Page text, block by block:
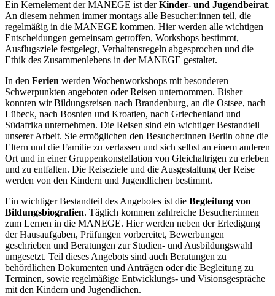
Ein Kernelement der MANEGE ist derKinder- und Jugendbeirat.
An diesem nehmen immer montags alle Besucher:innen teil, die
regelmäßig in die MANEGE kommen. Hier werden alle wichtigen
Entscheidungen gemeinsam getroffen, Workshops bestimmt,
Ausflugsziele festgelegt, Verhaltensregeln abgesprochen und die
Ethik des Zusammenlebens in der MANEGE gestaltet.
In den Ferien werden Wochenworkshops mit besonderen
Schwerpunkten angeboten oder Reisen unternommen. Bisher
konnten wir Bildungsreisen nach Brandenburg, an die Ostsee, nach
Lübeck, nach Bosnien und Kroatien, nach Griechenland und
Südafrika unternehmen. Die Reisen sind ein wichtiger Bestandteil
unserer Arbeit. Sie ermöglichen den Besucher:innen Berlin ohne die
Eltern und die Familie zu verlassen und sich selbst an einem anderen
Ort und in einer Gruppenkonstellation von Gleichaltrigen zu erleben
und zu entfalten. Die Reiseziele und die Ausgestaltung der Reise
werden von den Kindern und Jugendlichen bestimmt.
Ein wichtiger Bestandteil des Angebotes ist die Begleitung von
Bildungsbiografien. Täglich kommen zahlreiche Besucher:innen
zum Lernen in die MANEGE. Hier werden neben der Erledigung
der Hausaufgaben, Prüfungen vorbereitet, Bewerbungen
geschrieben und Beratungen zur Studien- und Ausbildungswahl
umgesetzt. Teil dieses Angebots sind auch Beratungen zu
behördlichen Dokumenten und Anträgen oder die Begleitung zu
Terminen, sowie regelmäßige Entwicklungs- und Visionsgespräche
mit den Kindern und Jugendlichen.